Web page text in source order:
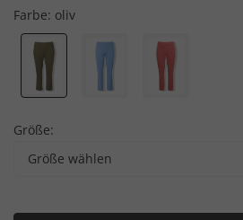
Farbe: oliv
Größe:
Größe wählen